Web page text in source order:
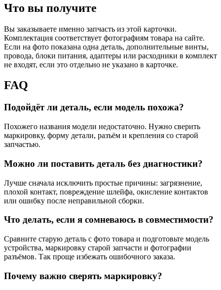
Что вы получите
Вы заказываете именно запчасть из этой карточки.
Комплектация соответствует фотографиям товара на сайте.
Если на фото показана одна деталь, дополнительные винты,
провода, блоки питания, адаптеры или расходники в комплект
не входят, если это отдельно не указано в карточке.
FAQ
Подойдёт ли деталь, если модель похожа?
Похожего названия модели недостаточно. Нужно сверить
маркировку, форму детали, разъём и крепления со старой
запчастью.
Можно ли поставить деталь без диагностики?
Лучше сначала исключить простые причины: загрязнение,
плохой контакт, повреждение шлейфа, окисление контактов
или ошибку после неправильной сборки.
Что делать, если я сомневаюсь в совместимости?
Сравните старую деталь с фото товара и подготовьте модель
устройства, маркировку старой запчасти и фотографии
разъёмов. Так проще избежать ошибочного заказа.
Почему важно сверять маркировку?